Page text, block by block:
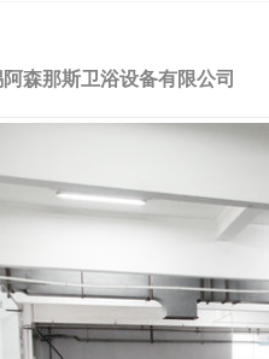
森那斯卫浴设备有限公司